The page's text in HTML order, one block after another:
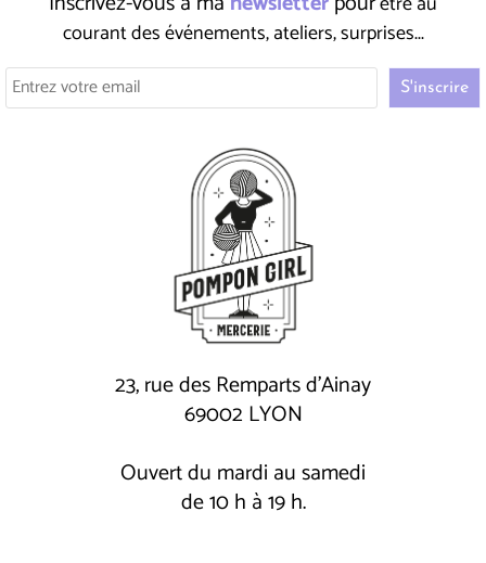
courant des événements, ateliers, surprises...
23, rue des Remparts d'Ainay
69002 LYON
Ouvert du mardi au samedi
de 10 h à 19 h.